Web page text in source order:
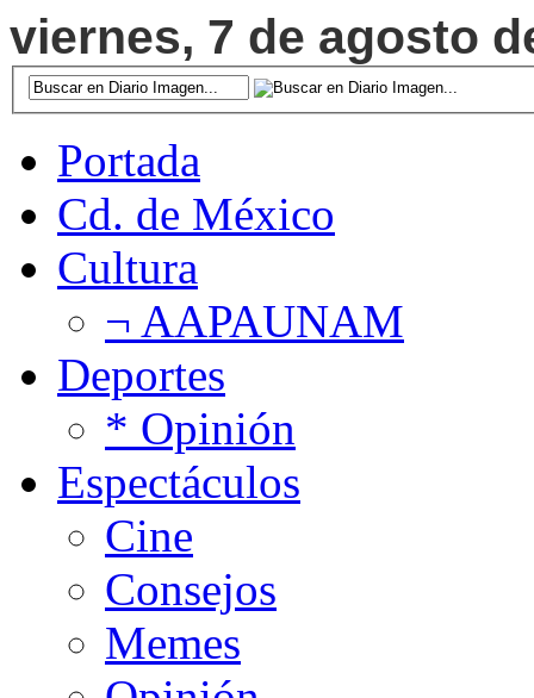
viernes, 7 de agosto
Portada
Cd. de México
Cultura
¬ AAPAUNAM
Deportes
* Opinión
Espectáculos
Cine
Consejos
Memes